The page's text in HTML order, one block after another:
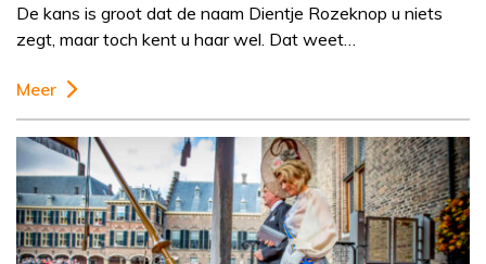
De kans is groot dat de naam Dientje Rozeknop u niets
zegt, maar toch kent u haar wel. Dat weet…
Meer